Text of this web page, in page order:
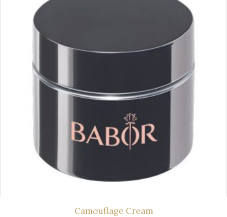
Camouflage Cream